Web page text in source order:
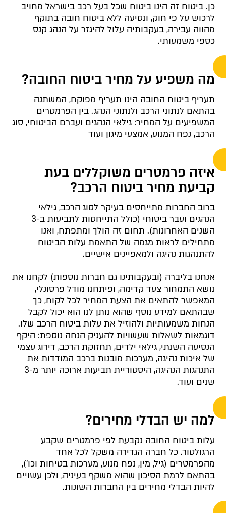
כן. ביטוח זה הינו ביטוח שכל בעל רכב בישראל מחויב
לרכוש על פי חוק, ונסיעה ללא ביטוח חובה בתוקף
מהווה עבירה, בעקבותיה עלול להיגזר על הנהג קנס
כספי משמעותי.
מה משפיע על מחיר ביטוח החובה?
תעריף ביטוח החובה הינו תעריף מפוקח, המשתנה
בהתאם לנתוני הרכב ולנתוני הנהג. בין הפרמטרים
המשפיעים על המחיר: גילאי הנהגים ועברם הביטוחי, סוג
הרכב, נפח המנוע, אמצעי מיגון ועוד
איזה פרמטרים משוקללים בעת
קביעת מחיר ביטוח הרכב?
ברוב החברות מתייחסים בעיקר לסוג הרכב, גילאי
הנהגים ועבר ביטוחי (כולל התייחסות לתביעות ב-3
השנים האחרונות). תחום זה הולך ומתפתח, ואנו
מתחילים לראות מגמה של התאמת עלות הביטוח
להתנהגות נהיגה ולמאפיינים אישיים.
אנחנו בליברה (ובעקבותינו גם חברות נוספות) לקחנו את
נושא התמחור צעד קדימה, ופיתחנו מודל פרסונלי,
המאפשר להתאים את הצעת המחיר לכל לקוח, כך
שבהתאם למידע נוסף שהוא נותן לנו הוא יכול לקבל
הנחות משמעותיות ולהוזיל את עלות ביטוח הרכב שלו.
דוגמאות לשאלות שעשויות להעניק הנחה נוספת: היקף
הנסיעה השנתי, גילאי ילדים, תחזוקת הרכב, דירוג עצמי
של איכות נהיגה, מערכות מובנות ברכב המודדות את
התנהגות הנהיגה, היסטוריית תביעות ארוכה יותר מ-3
שנים ועוד.
למה יש הבדלי מחירים?
עלות ביטוח החובה נקבעת לפי פרמטרים שקבע
הרגולטור. כל חברה הגדירה משקל לכל אחד
מהפרמטרים (גיל, מין, נפח מנוע, מערכות בטיחות וכו'),
בהתאם לרמת הסיכון שהוא משקף בעיניה, ולכן עשויים
להיות הבדלי מחירים בין החברות השונות.